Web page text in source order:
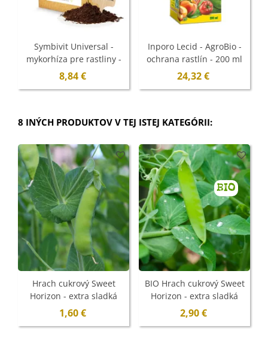
Symbivit Universal -
mykorhíza pre rastliny -
Symbiom - 150 g
8,84 €
Inporo Lecid - AgroBio -
ochrana rastlín - 200 ml
24,32 €
8 INÝCH PRODUKTOV V TEJ ISTEJ KATEGÓRII:
Hrach cukrový Sweet
Horizon - extra sladká
odroda - Pisum sativum -
semená - 40 ks
1,60 €
BIO
BIO Hrach cukrový Sweet
Horizon - extra sladká
odroda - Pisum sativum -
bio semená - 35 ks
2,90 €